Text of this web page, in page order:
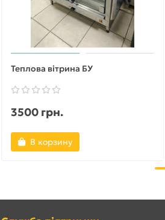
Теплова вітрина БУ
3500 грн.
В корзину